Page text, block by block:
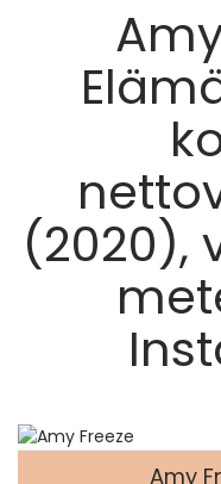
(2020),
Amy